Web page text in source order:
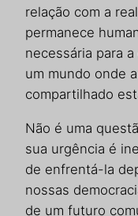
relação com a
permanece
necessária para
um mundo onde
compartilhado
Não é uma
sua urgência é
de enfrentá-la
nossas
de um futuro